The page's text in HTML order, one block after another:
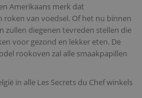
Amerikaans merk dat
roken van voedsel. Of het nu binnen
zullen diegenen tevreden stellen die
voor gezond en lekker eten. De
rookoven zal alle smaakpapillen
in alle Les Secrets du Chef winkels